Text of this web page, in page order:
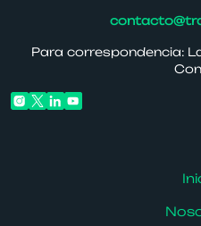
Para correspondencia: